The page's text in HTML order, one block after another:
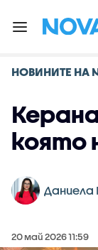
НОВИНИТЕ НА
която
Даниела
20 май 2026 11:59